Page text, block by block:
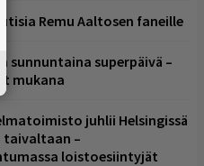
Remu Aaltosen faneille
sunnuntaina superpäivä –
mukana
juhlii Helsingissä
–
loistoesiintyjät